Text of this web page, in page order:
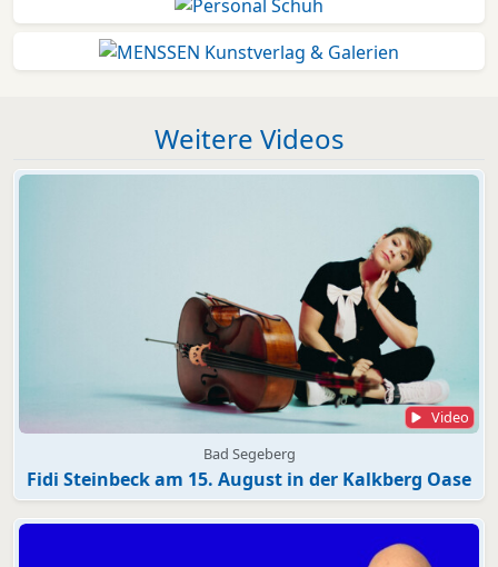
Weitere Videos
Video
Bad Segeberg
Fidi Steinbeck am 15. August in der Kalkberg Oase